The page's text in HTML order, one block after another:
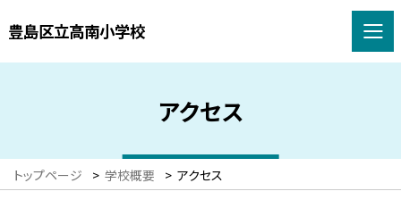
豊島区立高南小学校
アクセス
トップページ > 学校概要 > アクセス